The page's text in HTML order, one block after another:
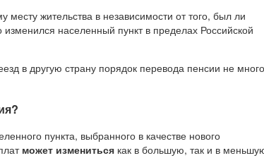
жительства в независимости от того, был ли
населенный пункт в пределах Российской
в другую страну порядок перевода пенсии не много
пункта, выбранного в качестве нового
может измениться как в большую, так и в